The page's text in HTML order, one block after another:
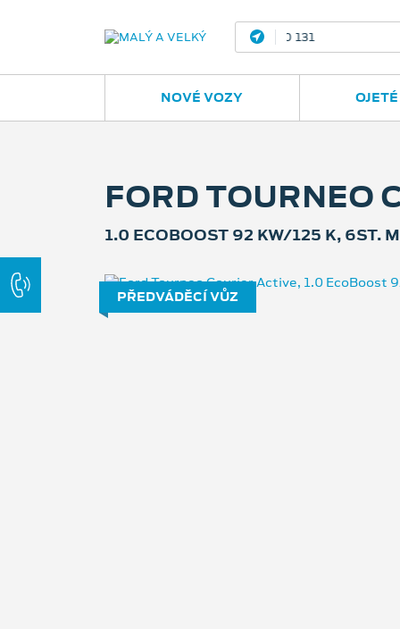
Ostrava - Vítkovice
NOVÉ VOZY
FORD TOURNEO
1.0 ECOBOOST 92 KW/125 K, 6ST.
PŘEDVÁDĚCÍ VŮZ